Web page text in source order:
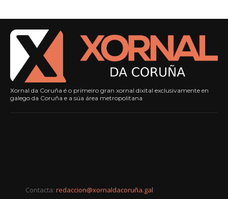
Xornal da Coruña é o primeiro gran xornal dixital exclusivamente en
galego da Coruña e a súa área metropolitana
Contacta: redaccion@xornaldacoruña.gal